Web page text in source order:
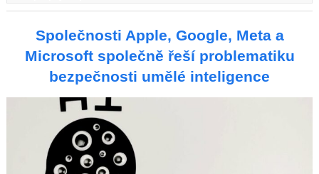
Společnosti Apple, Google, Meta a
Microsoft společně řeší problematiku
bezpečnosti umělé inteligence